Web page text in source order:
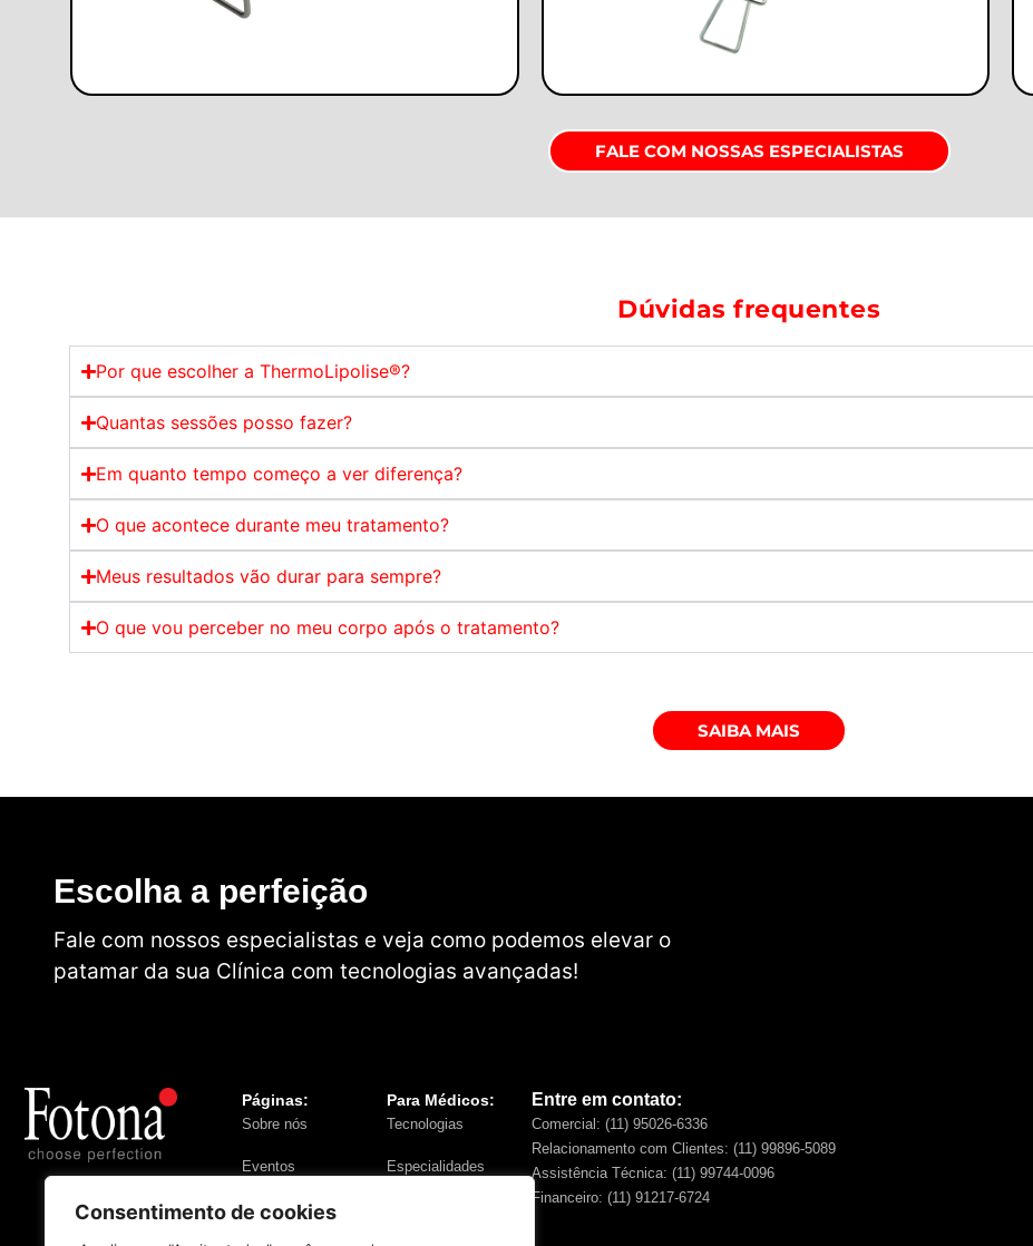
Consentimento de cookies
FALE COM NOSSAS ESPECIALISTAS
Dúvidas frequentes
Por que escolher a ThermoLipolise®?
Quantas sessões posso fazer?
Em quanto tempo começo a ver diferença?
O que acontece durante meu tratamento?
Meus resultados vão durar para sempre?
O que vou perceber no meu corpo após o tratamento?
SAIBA MAIS
Escolha a perfeição
Fale com nossos especialistas e veja como podemos elevar o
patamar da sua Clínica com tecnologias avançadas!
Páginas:
Sobre nós
Eventos
Fotona na Mídia
Para Médicos:
Tecnologias
Especialidades
Entre em contato:
Comercial: (11) 95026-6336
Relacionamento com Clientes: (11) 99896-5089
Assistência Técnica: (11) 99744-0096
Financeiro: (11) 91217-6724